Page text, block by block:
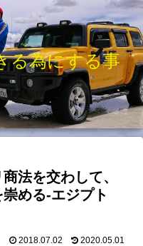
る為にする事
法を交わして、
める-エジプト
2018.07.02 2020.05.01